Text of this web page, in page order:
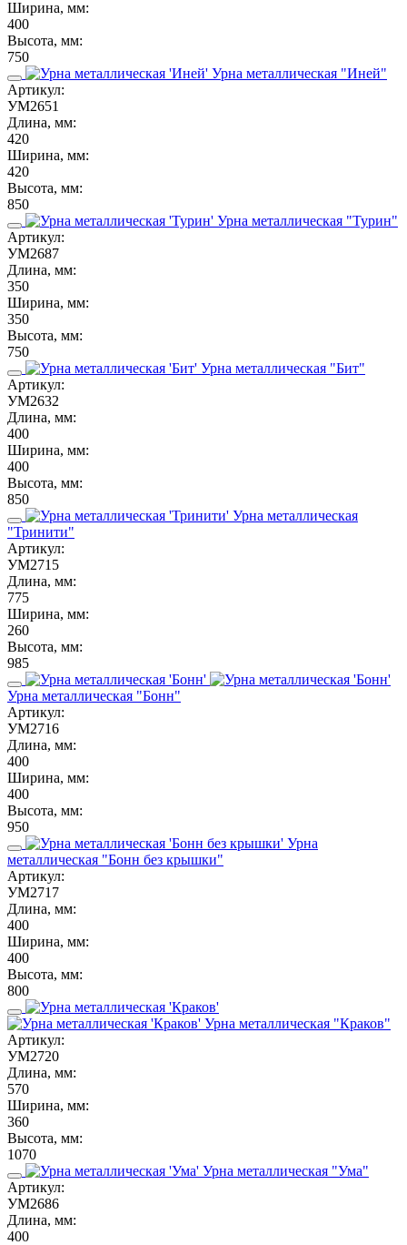
Ширина, мм:
400
Высота, мм:
750
Урна металлическая "Иней"
Артикул:
УМ2651
Длина, мм:
420
Ширина, мм:
420
Высота, мм:
850
Урна металлическая "Турин"
Артикул:
УМ2687
Длина, мм:
350
Ширина, мм:
350
Высота, мм:
750
Урна металлическая "Бит"
Артикул:
УМ2632
Длина, мм:
400
Ширина, мм:
400
Высота, мм:
850
Урна металлическая
"Тринити"
Артикул:
УМ2715
Длина, мм:
775
Ширина, мм:
260
Высота, мм:
985
Урна металлическая "Бонн"
Артикул:
УМ2716
Длина, мм:
400
Ширина, мм:
400
Высота, мм:
950
Урна
металлическая "Бонн без крышки"
Артикул:
УМ2717
Длина, мм:
400
Ширина, мм:
400
Высота, мм:
800
Урна металлическая "Краков"
Артикул:
УМ2720
Длина, мм:
570
Ширина, мм:
360
Высота, мм:
1070
Урна металлическая "Ума"
Артикул:
УМ2686
Длина, мм:
400